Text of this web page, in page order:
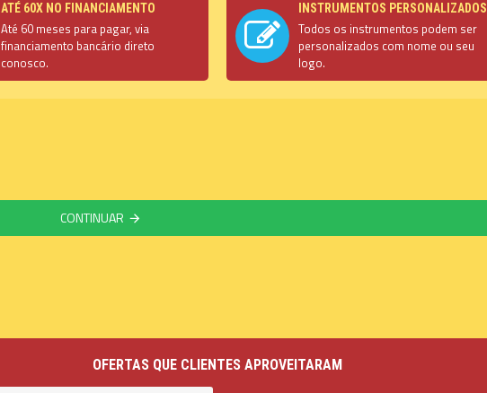
ATÉ 60X NO FINANCIAMENTO
Até 60 meses para pagar, via
financiamento bancário direto
conosco.
INSTRUMENTOS PERSONALIZADOS
Todos os instrumentos podem ser
personalizados com nome ou seu
logo.
CONTINUAR
OFERTAS QUE CLIENTES APROVEITARAM